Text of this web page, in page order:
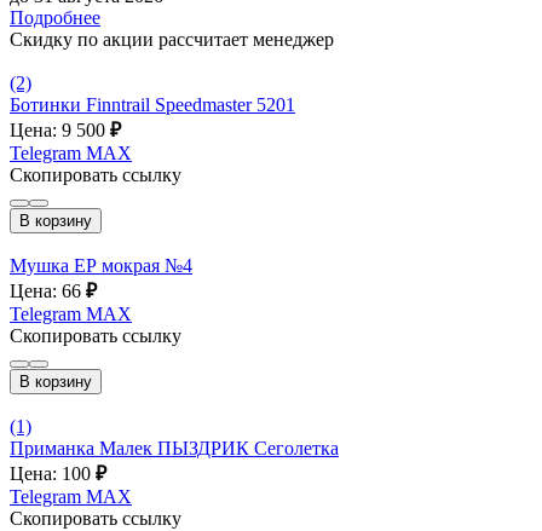
Подробнее
Скидку по акции рассчитает менеджер
(2)
Ботинки Finntrail Speedmaster 5201
Цена: 9 500 ₽
Telegram MAX
Скопировать ссылку
В корзину
Мушка ЕР мокрая №4
Цена: 66 ₽
Telegram MAX
Скопировать ссылку
В корзину
(1)
Приманка Малек ПЫЗДРИК Сеголетка
Цена: 100 ₽
Telegram MAX
Скопировать ссылку